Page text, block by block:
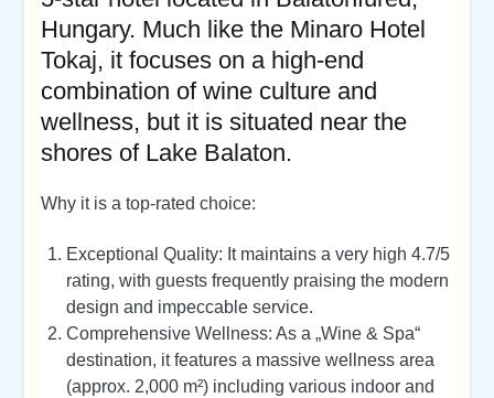
Hungary. Much like the Minaro Hotel
Tokaj, it focuses on a high-end
combination of wine culture and
wellness, but it is situated near the
shores of Lake Balaton.
Why it is a top-rated choice:
Exceptional Quality: It maintains a very high 4.7/5
rating, with guests frequently praising the modern
design and impeccable service.
Comprehensive Wellness: As a „Wine & Spa“
destination, it features a massive wellness area
(approx. 2,000 m²) including various indoor and